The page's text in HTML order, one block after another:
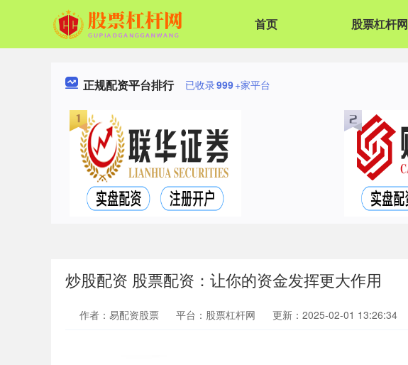
首页 股票杠杆网
正规配资平台排行 已收录999+家平台
炒股配资 股票配资：让你的资金发挥更大作用
作者：易配资股票 平台：股票杠杆网 更新：2025-02-01 13:26:34